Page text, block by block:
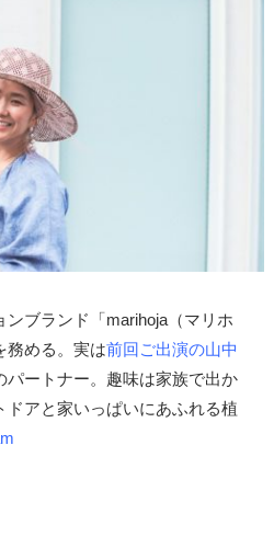
ンブランド「marihoja（マリホ
務める。実は前回ご出演の山中
パートナー。趣味は家族で出か
ドアと家いっぱいにあふれる植